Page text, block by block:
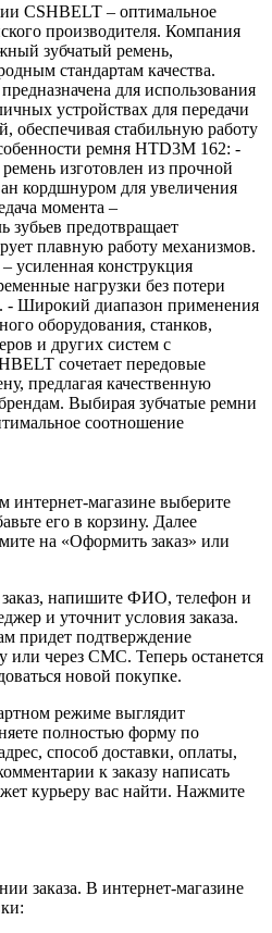
CSHBELT – оптимальное
производителя. Компания
зубчатый ремень,
стандартам качества.
для использования
устройствах для передачи
обеспечивая стабильную работу
ремня HTD3M 162: -
изготовлен из прочной
кордшнуром для увеличения
момента –
предотвращает
плавную работу механизмов.
усиленная конструкция
нагрузки без потери
- Широкий диапазон применения
оборудования, станков,
и других систем с
сочетает передовые
предлагая качественную
Выбирая зубчатые ремни
соотношение
интернет-магазине выберите
его в корзину. Далее
на «Оформить заказ» или
напишите ФИО, телефон и
и уточнит условия заказа.
придет подтверждение
или через СМС. Теперь останется
новой покупке.
режиме выглядит
полностью форму по
способ доставки, оплаты,
к заказу написать
курьеру вас найти. Нажмите
заказа. В интернет-магазине